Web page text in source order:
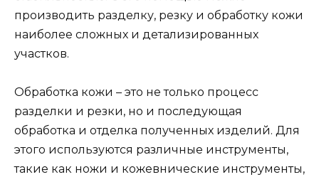
производить разделку, резку и обработку кожи
наиболее сложных и детализированных
участков.
Обработка кожи – это не только процесс
разделки и резки, но и последующая
обработка и отделка полученных изделий. Для
этого используются различные инструменты,
такие как ножи и кожевнические инструменты,